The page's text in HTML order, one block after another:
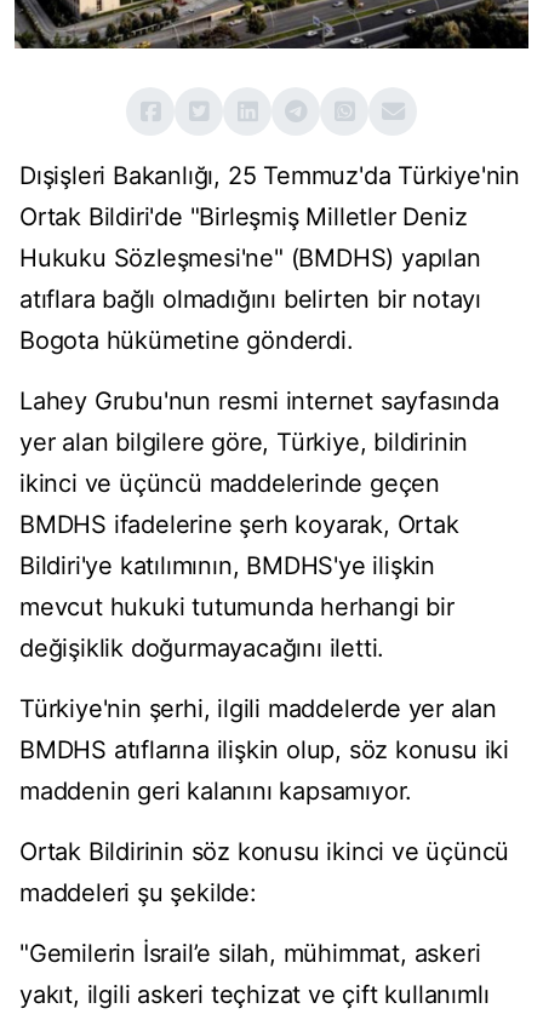
Dışişleri Bakanlığı, 25 Temmuz'da Türkiye'nin
Ortak Bildiri'de "Birleşmiş Milletler Deniz
Hukuku Sözleşmesi'ne" (BMDHS) yapılan
atıflara bağlı olmadığını belirten bir notayı
Bogota hükümetine gönderdi.
Lahey Grubu'nun resmi internet sayfasında
yer alan bilgilere göre, Türkiye, bildirinin
ikinci ve üçüncü maddelerinde geçen
BMDHS ifadelerine şerh koyarak, Ortak
Bildiri'ye katılımının, BMDHS'ye ilişkin
mevcut hukuki tutumunda herhangi bir
değişiklik doğurmayacağını iletti.
Türkiye'nin şerhi, ilgili maddelerde yer alan
BMDHS atıflarına ilişkin olup, söz konusu iki
maddenin geri kalanını kapsamıyor.
Ortak Bildirinin söz konusu ikinci ve üçüncü
maddeleri şu şekilde:
"Gemilerin İsrail’e silah, mühimmat, askeri
yakıt, ilgili askeri teçhizat ve çift kullanımlı